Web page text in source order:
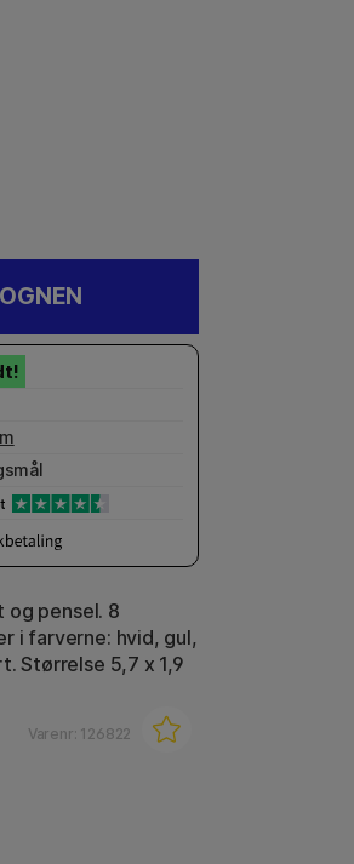
og pensel. 8
i farverne: hvid, gul,
Størrelse 5,7 x 1,9
Varenr: 126822